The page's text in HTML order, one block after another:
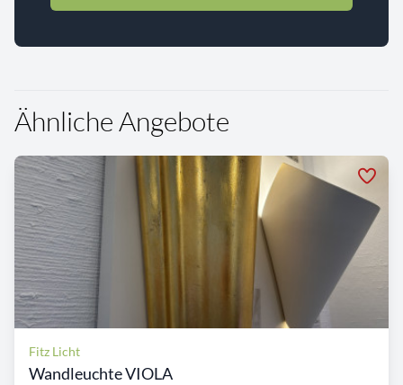
Ähnliche Angebote
Fitz Licht
Wandleuchte VIOLA